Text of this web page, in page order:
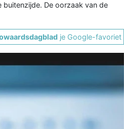
De oorzaak van de
je Google-favoriet